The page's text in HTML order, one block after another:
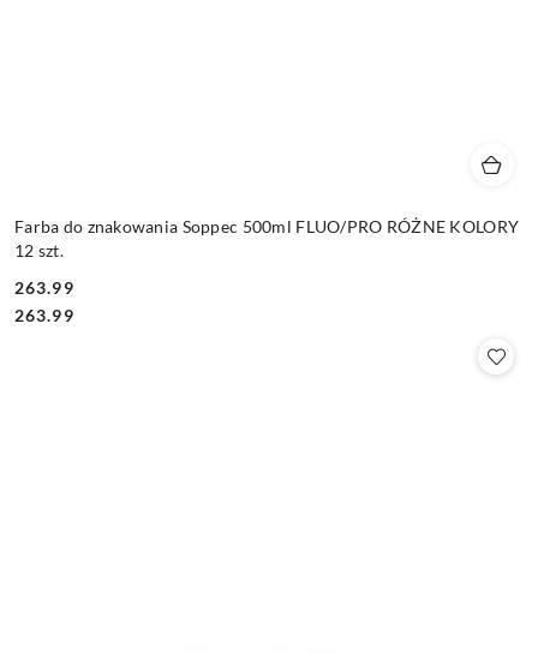
Farba do znakowania Soppec 500ml FLUO/PRO RÓŻNE KOLORY
12 szt.
Cena:
263.99
Cena:
263.99